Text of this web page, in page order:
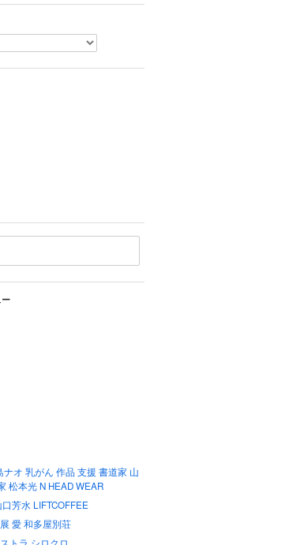
ー
ナオ 乳がん 作品 支援 書道家 山
松本光 N HEAD WEAR
芳水 LIFTCOFFEE
愛 和多屋別荘